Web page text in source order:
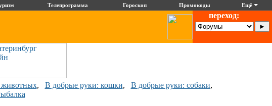
Телепрограмма Гороскоп Промокоды Ещё
переход:
, В добрые руки: кошки, В добрые руки: собаки,